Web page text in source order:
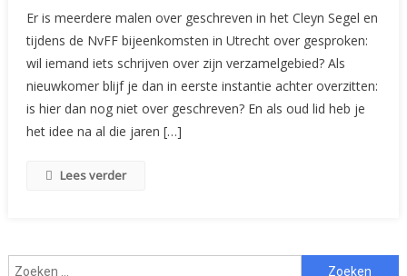
Er is meerdere malen over geschreven in het Cleyn Segel en
tijdens de NvFF bijeenkomsten in Utrecht over gesproken:
wil iemand iets schrijven over zijn verzamelgebied? Als
nieuwkomer blijf je dan in eerste instantie achter overzitten:
is hier dan nog niet over geschreven? En als oud lid heb je
het idee na al die jaren […]
Lees verder
Zoeken